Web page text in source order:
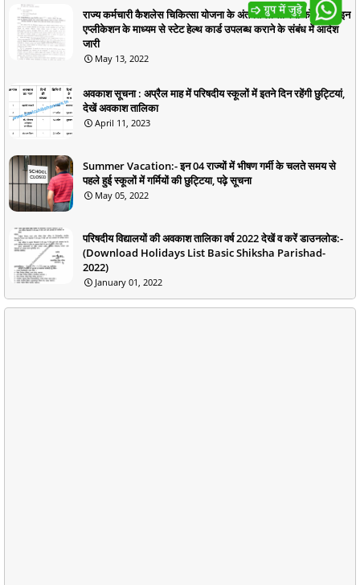
राज्य कर्मचारी कैशलेस चिकित्सा योजना के अंतर्गत लाभार्थियों को ऑनलाइन
एप्लीकेशन के माध्यम से स्टेट हेल्थ कार्ड उपलब्ध कराने के संबंध में आदेश
जारी
May 13, 2022
अवकाश सूचना : अप्रैल माह में परिषदीय स्कूलों में इतने दिन रहेंगी छुट्टियां,
देखें अवकाश तालिका
April 11, 2023
Summer Vacation:- इन 04 राज्यों में भीषण गर्मी के चलते समय से
पहले हुई स्कूलों में गर्मियों की छुट्टिया, पढ़े सूचना
May 05, 2022
परिषदीय विद्यालयों की अवकाश तालिका वर्ष 2022 देखें व करें डाउनलोड:-
(Download Holidays List Basic Shiksha Parishad-
2022)
January 01, 2022